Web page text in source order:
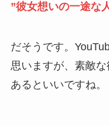
”彼女想いの一途な
だそうです。
思いますが、素敵
あるといいですね。